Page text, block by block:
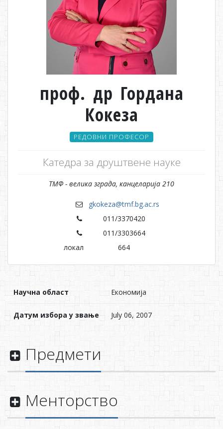
проф. др Гордана
Кокеза
РЕДОВНИ ПРОФЕСОР
Катедра за друштвене науке
ТМФ - велика зграда, канцеларија 210
gkokeza@tmf.bg.ac.rs
011/3370420
011/3303664
локал
664
Научна област Економија
Датум избора у звање July 06, 2007
Предмети
Менторство